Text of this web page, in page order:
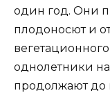
один год. Они
плодоносют и
однолетники
продолжают до